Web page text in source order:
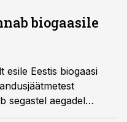
biogaasile
Eestis biogaasi
segastel aegadel
ja tagab